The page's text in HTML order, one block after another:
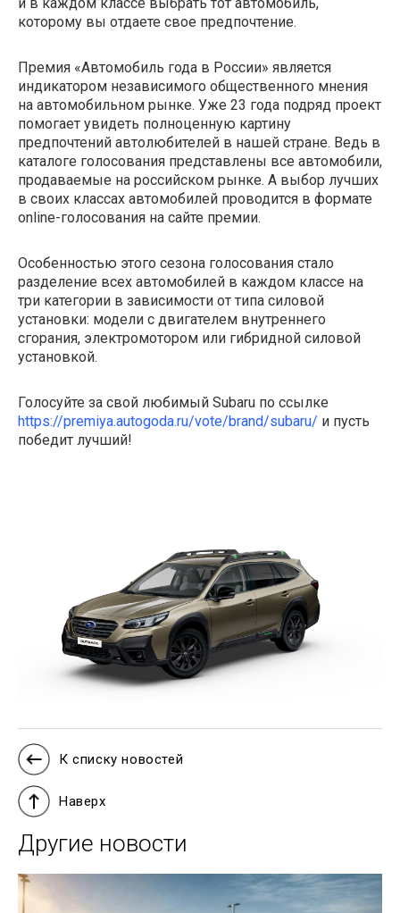
которому вы отдаете свое предпочтение.
Премия «Автомобиль года в России» является
индикатором независимого общественного мнения
на автомобильном рынке. Уже 23 года подряд проект
помогает увидеть полноценную картину
предпочтений автолюбителей в нашей стране. Ведь в
каталоге голосования представлены все автомобили,
продаваемые на российском рынке. А выбор лучших
в своих классах автомобилей проводится в формате
online-голосования на сайте премии.
Особенностью этого сезона голосования стало
разделение всех автомобилей в каждом классе на
три категории в зависимости от типа силовой
установки: модели с двигателем внутреннего
сгорания, электромотором или гибридной силовой
установкой.
Голосуйте за свой любимый Subaru по ссылке
https://premiya.autogoda.ru/vote/brand/subaru/ и пусть
победит лучший!
К списку новостей
Наверх
Другие новости